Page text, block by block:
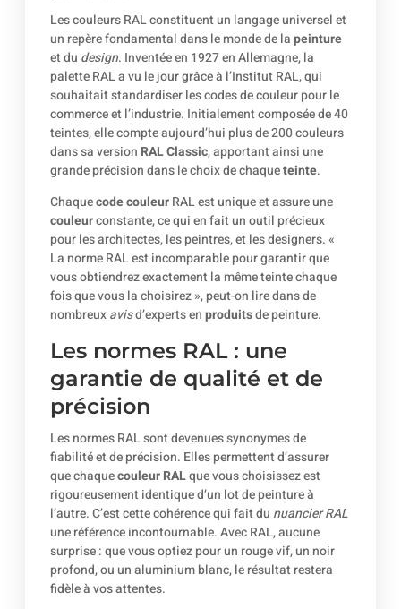
Les couleurs RAL constituent un langage universel et
un repère fondamental dans le monde de lapeinture
et du design. Inventée en 1927 en Allemagne, la
palette RAL a vu le jour grâce à l’Institut RAL, qui
souhaitait standardiser les codes de couleur pour le
commerce et l’industrie. Initialement composée de 40
teintes, elle compte aujourd’hui plus de 200 couleurs
dans sa version RAL Classic, apportant ainsi une
grande précision dans le choix de chaqueteinte.
Chaquecode couleurRAL est unique et assure une
couleurconstante, ce qui en fait un outil précieux
pour les architectes, les peintres, et les designers. «
La norme RAL est incomparable pour garantir que
vous obtiendrez exactement la même teinte chaque
fois que vous la choisirez », peut-on lire dans de
nombreuxavisd’experts enproduitsde peinture.
Les normes RAL : une
garantie de qualité et de
précision
Les normes RAL sont devenues synonymes de
fiabilité et de précision. Elles permettent d’assurer
que chaquecouleur RALque vous choisissez est
rigoureusement identique d’un lot de peinture à
l’autre. C’est cette cohérence qui fait du nuancier RAL
une référence incontournable. Avec RAL, aucune
surprise : que vous optiez pour un rouge vif, un noir
profond, ou un aluminium blanc, le résultat restera
fidèle à vos attentes.